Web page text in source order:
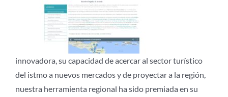
innovadora, su capacidad de acercar al sector turístico
del istmo a nuevos mercados y de proyectar a la región,
nuestra herramienta regional ha sido premiada en su